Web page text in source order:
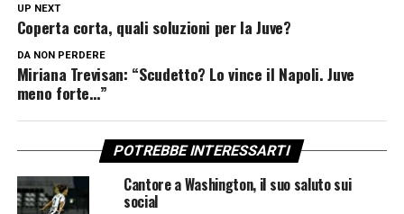
UP NEXT
Coperta corta, quali soluzioni per la Juve?
DA NON PERDERE
Miriana Trevisan: “Scudetto? Lo vince il Napoli. Juve
meno forte…”
POTREBBE INTERESSARTI
Cantore a Washington, il suo saluto sui
social